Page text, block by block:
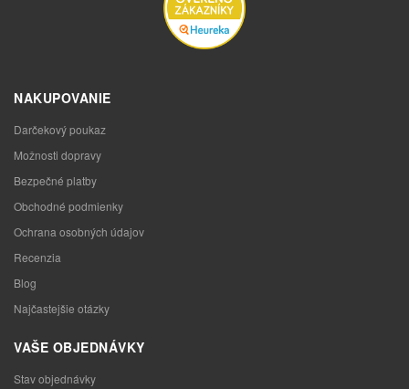
NAKUPOVANIE
Darčekový poukaz
Možnosti dopravy
Bezpečné platby
Obchodné podmienky
Ochrana osobných údajov
Recenzia
Blog
Najčastejšie otázky
VAŠE OBJEDNÁVKY
Stav objednávky